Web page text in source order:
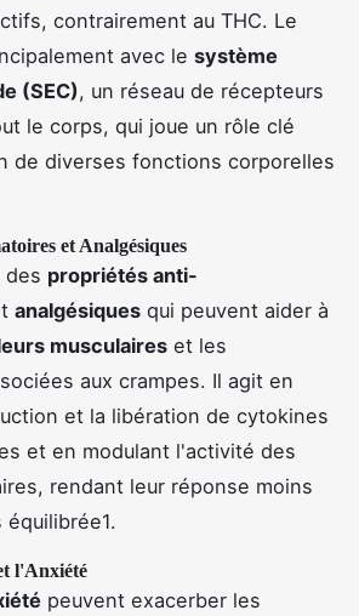
contrairement au THC. Le
avec le système
(SEC), un réseau de récepteurs
le corps, qui joue un rôle clé
de diverses fonctions corporelles
et Analgésiques
des propriétés anti-
analgésiques qui peuvent aider à
musculaires et les
aux crampes. Il agit en
et la libération de cytokines
et en modulant l'activité des
rendant leur réponse moins
l'Anxiété
peuvent exacerber les